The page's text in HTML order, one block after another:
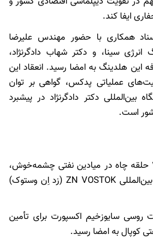
ایفا کند.
همکاری با حضور مهندس علیرضا
انرژی سینا، و دکتر شهاب دادگرنژاد،
هلدینگ به امضا رسید. انعقاد این
عملیاتی پدکس، گواهی بر توان
بین‌المللی دکتر دادگرنژاد در پیشبرد
است.
قرارداد اجرای پروژه حفاری ۱+۷ حلقه چاه در میادین نفتی چشمه‌خوش،
پایدار شرق و دالپری با شرکت بین‌المللی ZN VOSTOK (زد اِن وستوک)
روسی سایوزخیم اکسپورت برای تأمین
کوپال به امضا رسید.